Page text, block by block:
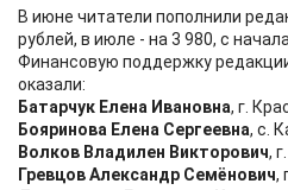
В июне читатели пополнили
рублей, в июле - на 3 980, с
Финансовую поддержку
оказали:
Батарчук Елена Ивановна, г.
Бояринова Елена Сергеевна, с.
Волков Владилен Викторович,
Гревцов Александр Семёнович,